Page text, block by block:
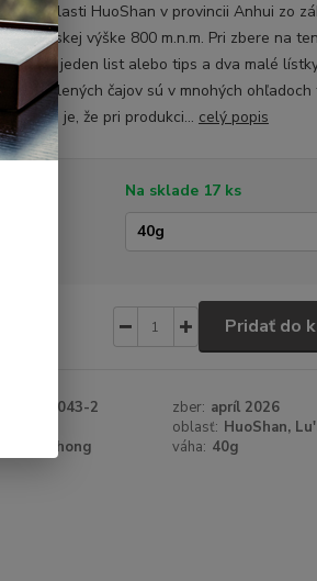
čaj z oblasti HuoShan v provincii Anhui zo
výške 800 m.n.m. Pri zbere na
tips a jeden list alebo tips a dva malé
a zelených čajov sú v mnohých
je, že pri produkci... celý popis
Na sklade 17 ks
Pridať do
328043-2 zber: apríl 2026
oblasť: HuoShan,
váha: 40g